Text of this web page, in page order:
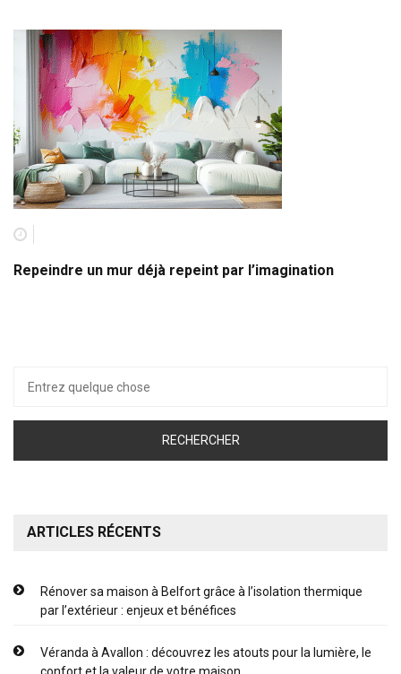
Repeindre un mur déjà repeint par l’imagination
pour :
ARTICLES RÉCENTS
Rénover sa maison à Belfort grâce à l’isolation thermique
par l’extérieur : enjeux et bénéfices
Véranda à Avallon : découvrez les atouts pour la lumière, le